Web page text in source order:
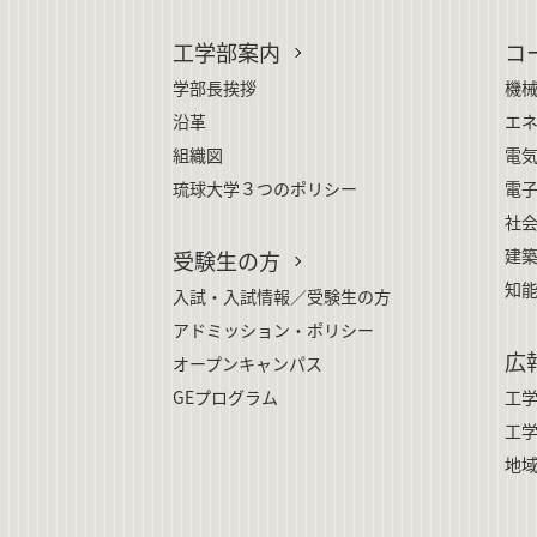
工学部案内
学部長挨拶
沿革
組織図
琉球大学３つのポリシー
受験生の方
入試・入試情報／受験生の方
アドミッション・ポリシー
オープンキャンパス
GEプログラム
コ
機
エ
電
電
社
建
知
広
工
工
地